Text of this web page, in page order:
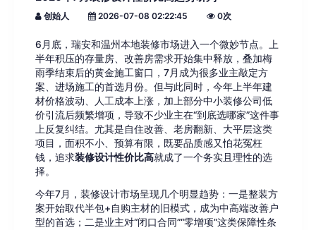
创始人 2026-07-08 02:22:45 0次
6月底，瑞安和温州本地装修市场进入一个微妙节点。上
半年积压的存量房、改善房需求开始集中释放，叠加梅
雨季结束后的黄金施工窗口，7月成为很多业主敲定方
案、进场施工的首选月份。但与此同时，今年上半年建
材价格波动、人工成本上涨，加上部分中小装修公司低
价引流后频繁增项，导致不少业主在“到底选哪家”这件事
上反复纠结。尤其是自住改善、老房翻新、大平层这类
项目，面积不小、预算有限，既要品质感又怕花冤枉
钱，追求装修设计性价比高就成了一个务实且理性的选
择。
今年7月，装修设计市场呈现几个明显趋势：一是整装方
案开始取代半包+自购主材的旧模式，成为中高端改善户
型的首选；二是业主对“闭口合同”“零增项”这类保障性条